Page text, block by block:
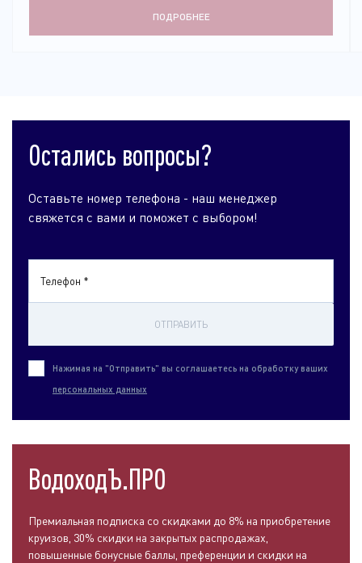
ПОДРОБНЕЕ
Остались вопросы?
Оставьте номер телефона - наш менеджер
свяжется с вами и поможет с выбором!
Телефон *
ОТПРАВИТЬ
Нажимая на "Отправить" вы соглашаетесь на обработку ваших
персональных данных
ВодоходЪ.ПРО
Премиальная подписка со скидками до 8% на приобретение
круизов, 30% скидки на закрытых распродажах,
повышенные бонусные баллы, преференции и скидки на